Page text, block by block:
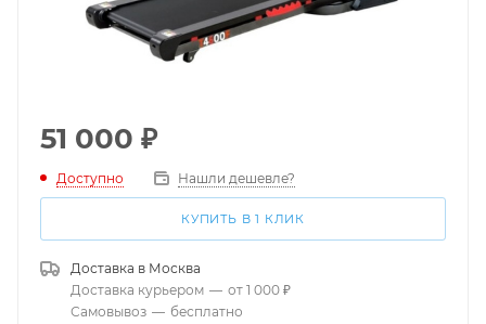
51 000 ₽
Доступно Нашли дешевле?
КУПИТЬ В 1 КЛИК
Доставка в Москва
Доставка курьером — от 1 000 ₽
Самовывоз — бесплатно